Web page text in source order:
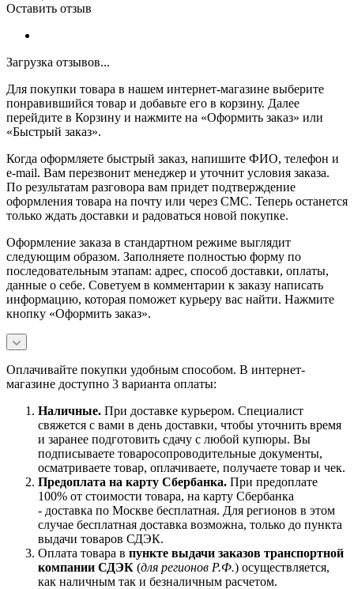
Оставить отзыв
Загрузка отзывов...
Для покупки товара в нашем интернет-магазине выберите
понравившийся товар и добавьте его в корзину. Далее
перейдите в Корзину и нажмите на «Оформить заказ» или
«Быстрый заказ».
Когда оформляете быстрый заказ, напишите ФИО, телефон и
e-mail. Вам перезвонит менеджер и уточнит условия заказа.
По результатам разговора вам придет подтверждение
оформления товара на почту или через СМС. Теперь останется
только ждать доставки и радоваться новой покупке.
Оформление заказа в стандартном режиме выглядит
следующим образом. Заполняете полностью форму по
последовательным этапам: адрес, способ доставки, оплаты,
данные о себе. Советуем в комментарии к заказу написать
информацию, которая поможет курьеру вас найти. Нажмите
кнопку «Оформить заказ».
Оплачивайте покупки удобным способом. В интернет-
магазине доступно 3 варианта оплаты:
Наличные. При доставке курьером. Специалист
свяжется с вами в день доставки, чтобы уточнить время
и заранее подготовить сдачу с любой купюры. Вы
подписываете товаросопроводительные документы,
осматриваете товар, оплачиваете, получаете товар и чек.
Предоплата на карту Сбербанка. При предоплате
100% от стоимости товара, на карту Сбербанка
- доставка по Москве бесплатная. Для регионов в этом
случае бесплатная доставка возможна, только до пункта
выдачи товаров СДЭК.
Оплата товара в пункте выдачи заказов транспортной
компании СДЭК (для регионов Р.Ф.) осуществляется,
как наличным так и безналичным расчетом.